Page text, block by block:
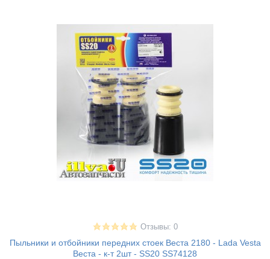
Отзывы: 0
Пыльники и отбойники передних стоек Веста 2180 - Lada Vesta
Веста - к-т 2шт - SS20 SS74128